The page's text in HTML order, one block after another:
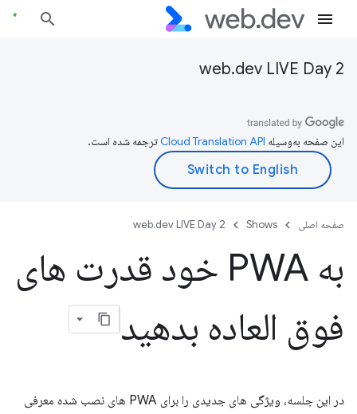
web.dev LIVE Day 2
این صفحه به‌وسیله ترجمه شده است.
صفحه اصلی Shows
web.dev LIVE Day 2
به PWA خود قدرت های
فوق العاده بدهید
در این جلسه، ویژگی های جدیدی را برای PWA های نصب شده معرفی